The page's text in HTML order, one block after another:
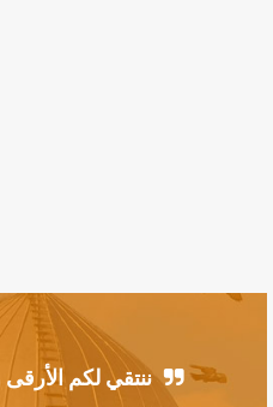
ننتقي لكم الأرقى